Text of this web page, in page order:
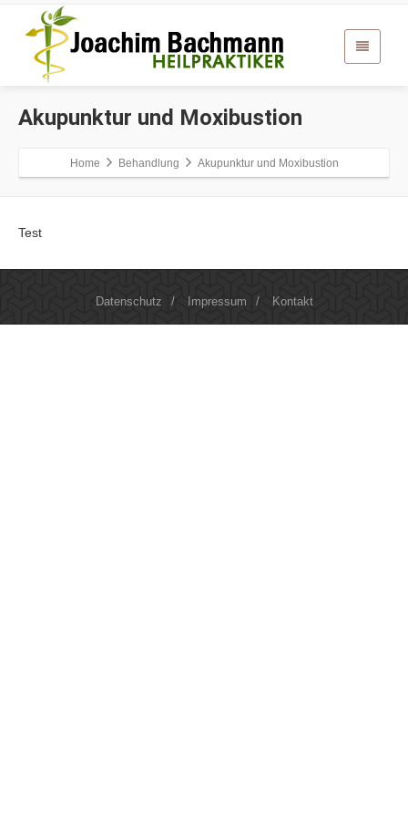
Akupunktur und Moxibustion
Home Behandlung Akupunktur und Moxibustion
Test
Datenschutz / Impressum / Kontakt